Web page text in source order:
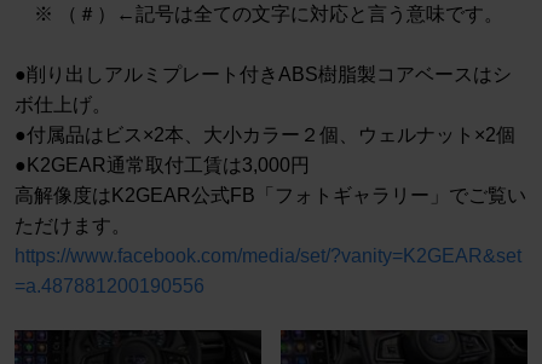
※ （＃）←記号は全ての文字に対応と言う意味です。
●削り出しアルミプレート付きABS樹脂製コアベースはシ
ボ仕上げ。
●付属品はビス×2本、大小カラー２個、ウェルナット×2個
●K2GEAR通常取付工賃は3,000円
高解像度はK2GEAR公式FB「フォトギャラリー」でご覧い
ただけます。
https://www.facebook.com/media/set/?vanity=K2GEAR&set
=a.487881200190556